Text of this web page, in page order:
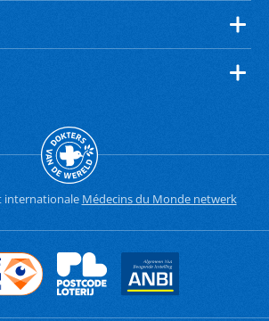
internationale Médecins du Monde netwerk